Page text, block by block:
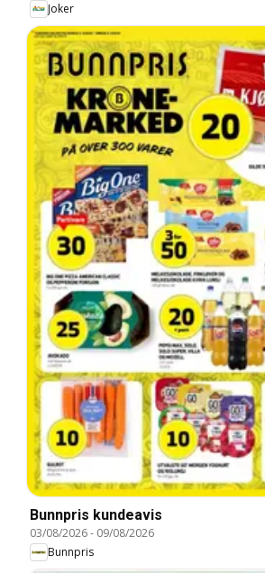
Joker
Bunnpris kundeavis
03/08/2026- 09/08/2026
Bunnpris